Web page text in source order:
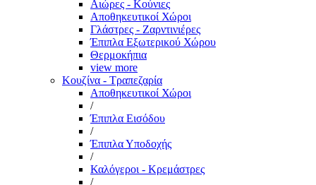
Αιώρες - Κούνιες
Αποθηκευτικοί Χώροι
Γλάστρες - Ζαρντινιέρες
Έπιπλα Εξωτερικού Χώρου
Θερμοκήπια
view more
Κουζίνα - Τραπεζαρία
Αποθηκευτικοί Χώροι
/
Έπιπλα Εισόδου
/
Έπιπλα Υποδοχής
/
Καλόγεροι - Κρεμάστρες
/